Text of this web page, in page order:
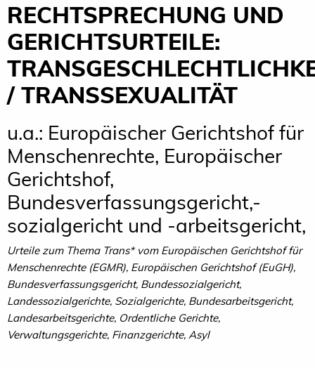
RECHTSPRECHUNG UND
GERICHTSURTEILE:
/ TRANSSEXUALITÄT
u.a.: Europäischer Gerichtshof für
Menschenrechte, Europäischer
Gerichtshof,
Bundesverfassungsgericht,-
sozialgericht und -arbeitsgericht,
Urteile zum Thema Trans* vom Europäischen Gerichtshof für
Menschenrechte (EGMR), Europäischen Gerichtshof (EuGH),
Bundesverfassungsgericht, Bundessozialgericht,
Landessozialgerichte, Sozialgerichte, Bundesarbeitsgericht,
Landesarbeitsgerichte, Ordentliche Gerichte,
Verwaltungsgerichte, Finanzgerichte, Asyl